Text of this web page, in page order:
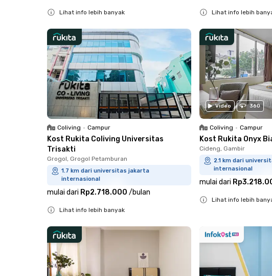
Lihat info lebih banyak Lihat info lebih
Coliving • Campur
Kost Rukita Coliving Universitas
Trisakti
Grogol, Grogol Petamburan
1.7 km dari universitas jakarta
internasional
mulai dari Rp2.718.000 /bulan
Lihat info lebih banyak
Video 360
Coliving • Campur
Kost Rukita Onyx
Cideng, Gambir
2.1 km dari
internasional
mulai dari
Lihat info lebih